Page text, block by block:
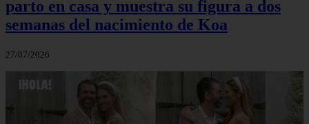
parto en casa y muestra su figura a dos
semanas del nacimiento de Koa
27/07/2026